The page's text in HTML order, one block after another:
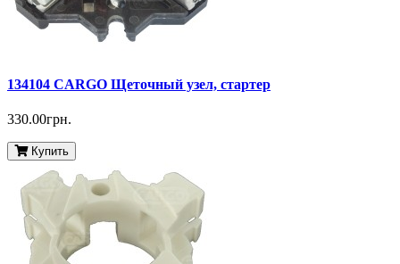
134104 CARGO Щеточный узел, стартер
330.00грн.
Купить